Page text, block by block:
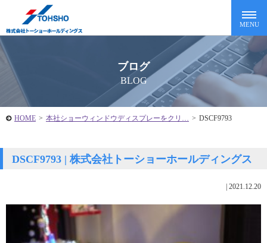
ブログ
BLOG
HOME > 本社ショーウィンドウディスプレーをクリ… > DSCF9793
DSCF9793 | 株式会社トーショーホールディングス
2021.12.20